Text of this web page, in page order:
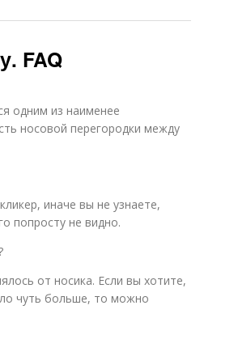
FAQ
одним из наименее
носовой перегородки между
иначе вы не узнаете,
попросту не видно.
от носика. Если вы хотите,
чуть больше, то можно